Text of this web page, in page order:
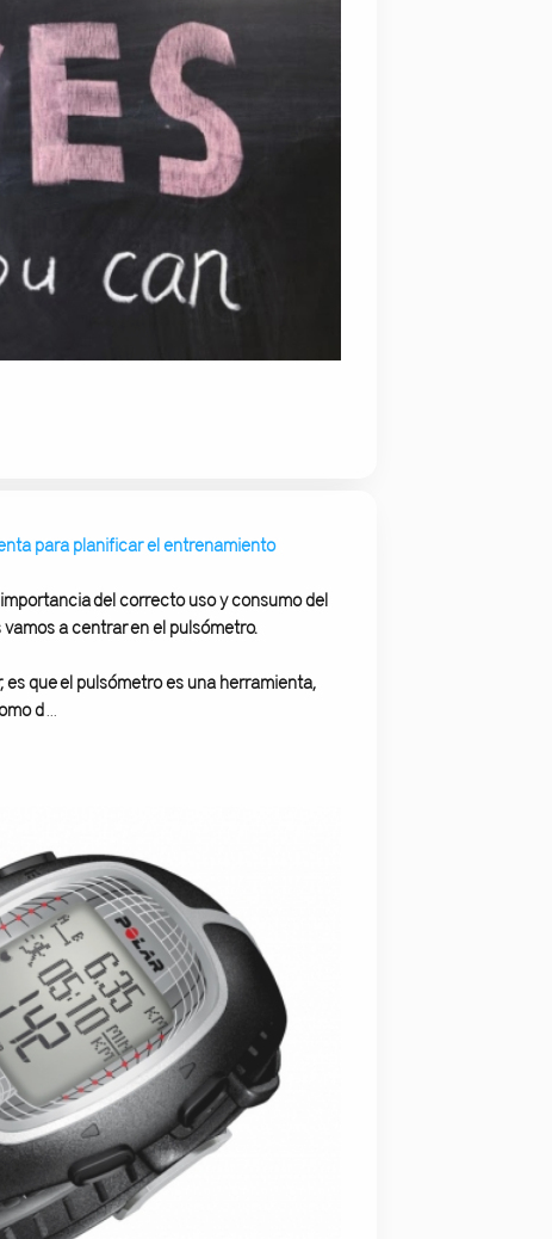
para planificar el entrenamiento
del correcto uso y consumo del
a centrar en el pulsómetro.
es que el pulsómetro es una herramienta,
d...